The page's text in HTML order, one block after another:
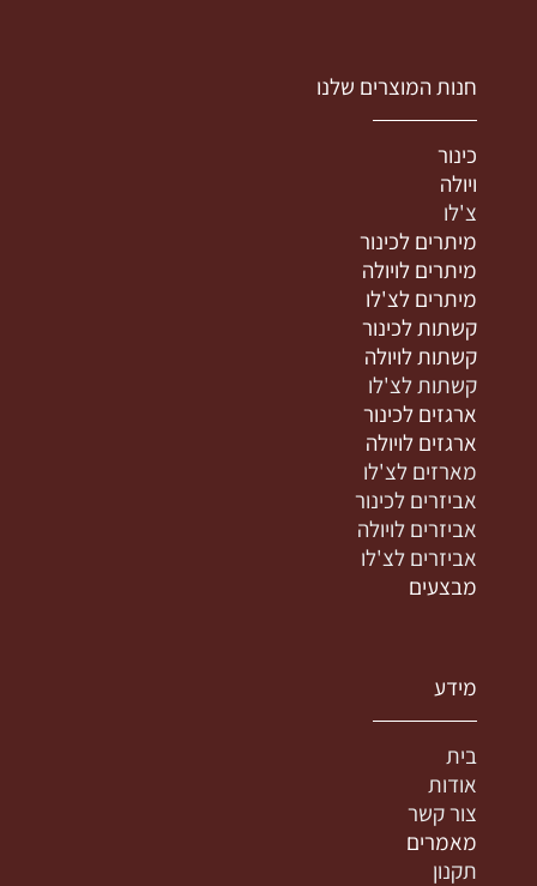
חנות המוצרים שלנו
כינור
ויולה
צ'לו
מיתרים לכינור
מיתרים לויולה
מיתרים לצ'לו
קשתות לכינור
קשתות לויולה
קשתות לצ'לו
ארגזים לכינור
ארגזים לויולה
מארזים לצ'לו
אביזרים לכינור
אביזרים לויולה
אביזרים לצ'לו
מבצעים
מידע
בית
אודות
צור קשר
מאמרים
תקנון